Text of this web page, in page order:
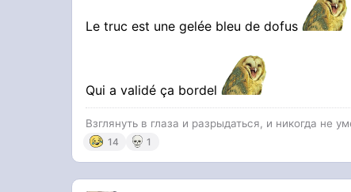
Le truc est une gelée bleu de dofus
Qui a validé ça bordel
Взглянуть в глаза и разрыдаться, и никогда не
14 1